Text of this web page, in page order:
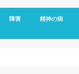
障害
視覚障害
聴覚障害
発達障害
知的障害
障害年金
障害者雇用
精神の病
うつ病
双極性障害
統合失調症
パニック障害
不安神経症
依存症
適応障害